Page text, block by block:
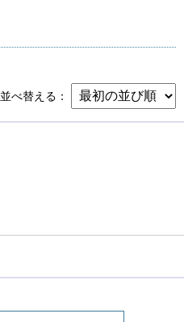
並べ替える